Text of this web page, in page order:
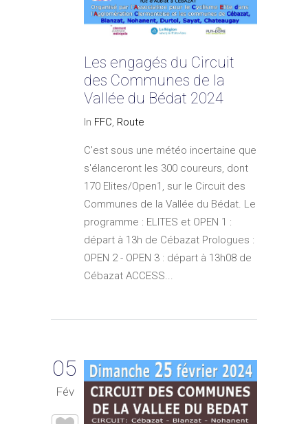
Les engagés du Circuit
des Communes de la
Vallée du Bédat 2024
In FFC, Route
C'est sous une météo incertaine que
s'élanceront les 300 coureurs, dont
170 Elites/Open1, sur le Circuit des
Communes de la Vallée du Bédat. Le
programme : ELITES et OPEN 1 :
départ à 13h de Cébazat Prologues :
OPEN 2 - OPEN 3 : départ à 13h08 de
Cébazat ACCESS...
05
Fév